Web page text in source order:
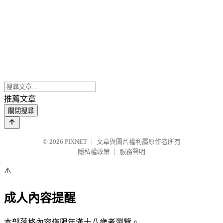
推薦文章
關閉搜尋
© 2026 PIXNET
文章與圖片權利屬原作者所有
隱私權政策
服務聲明
⚠️
成人內容提醒